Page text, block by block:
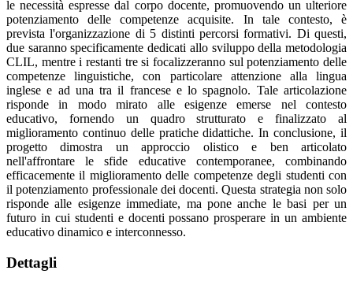
le necessità espresse dal corpo docente, promuovendo un ulteriore
potenziamento delle competenze acquisite. In tale contesto, è
prevista l'organizzazione di 5 distinti percorsi formativi. Di questi,
due saranno specificamente dedicati allo sviluppo della metodologia
CLIL, mentre i restanti tre si focalizzeranno sul potenziamento delle
competenze linguistiche, con particolare attenzione alla lingua
inglese e ad una tra il francese e lo spagnolo. Tale articolazione
risponde in modo mirato alle esigenze emerse nel contesto
educativo, fornendo un quadro strutturato e finalizzato al
miglioramento continuo delle pratiche didattiche. In conclusione, il
progetto dimostra un approccio olistico e ben articolato
nell'affrontare le sfide educative contemporanee, combinando
efficacemente il miglioramento delle competenze degli studenti con
il potenziamento professionale dei docenti. Questa strategia non solo
risponde alle esigenze immediate, ma pone anche le basi per un
futuro in cui studenti e docenti possano prosperare in un ambiente
educativo dinamico e interconnesso.
Dettagli